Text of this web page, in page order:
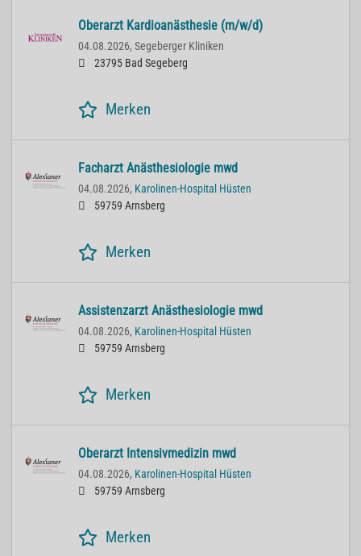
Oberarzt Kardioanästhesie (m/w/d)
04.08.2026, Segeberger Kliniken
23795 Bad Segeberg
Merken
Facharzt Anästhesiologie mwd
04.08.2026, Karolinen-Hospital Hüsten
59759 Arnsberg
Merken
Assistenzarzt Anästhesiologie mwd
04.08.2026, Karolinen-Hospital Hüsten
59759 Arnsberg
Merken
Oberarzt Intensivmedizin mwd
04.08.2026, Karolinen-Hospital Hüsten
59759 Arnsberg
Merken